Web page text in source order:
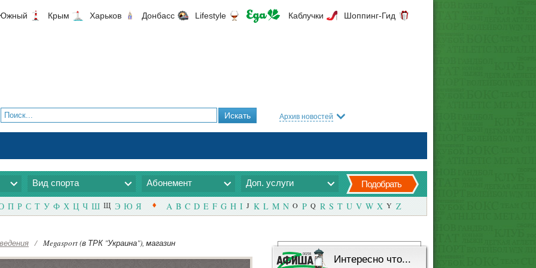
Крым Харьков Донбасс Lifestyle Каблучки Шоппинг-Гид
Архив новостей
Вид спорта Абонемент Доп. услуги Подобрать
П Р С Т У Ф Х Ц Ч Ш Щ Э Ю Я A B C D E F G H I J K L M N O P Q R S T U V W X Y Z
/ Megasport (в ТРК "Украина"), магазин
Интересно что...